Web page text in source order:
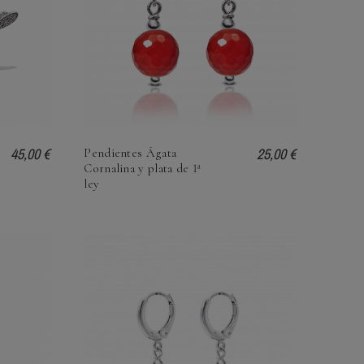
Semipreciosas y Piedras
¿en qué se diferencian?
y Piedras
Collar de ambar para bebes ¿por
funcionan?
45,00 €
Pendientes Ágata
Cornalina y plata de 1ª
ley
25,00 €